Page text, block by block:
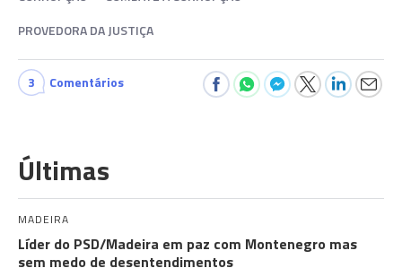
PROVEDORA DA JUSTIÇA
3 Comentários
Últimas
MADEIRA
Líder do PSD/Madeira em paz com Montenegro mas
sem medo de desentendimentos